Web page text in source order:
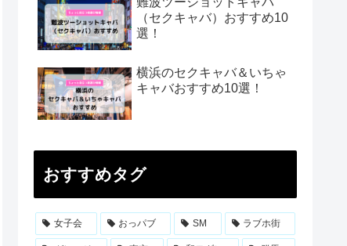
（セクキャバ）おすすめ10
選！
横浜のセクキャバ＆いちゃ
キャバおすすめ10選！
おすすめタグ
女子会 おっパブ SM ラブホ街